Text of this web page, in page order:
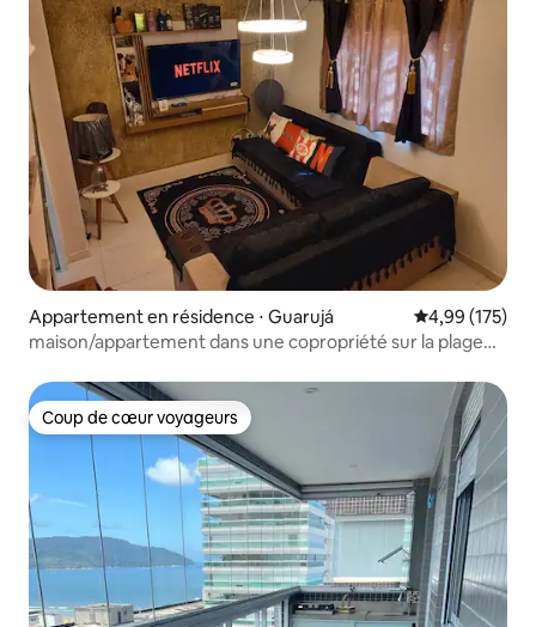
Appartement en résidence ⋅ Guarujá Évaluation
4,99 (175)
maison/appartement dans une copropriété sur la plage
Coup de cœur voyageurs
Coup de cœur voyageurs